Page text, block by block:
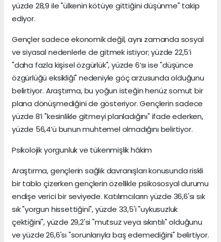
yüzde 28,9 ile "ülkenin kötüye gittiğini düşünme" takip
ediyor.
Gençler sadece ekonomik değil, aynı zamanda sosyal
ve siyasal nedenlerle de gitmek istiyor; yüzde 22,5’i
"daha fazla kişisel özgürlük", yüzde 6’sı ise "düşünce
özgürlüğü eksikliği" nedeniyle göç arzusunda olduğunu
belirtiyor. Araştırma, bu yoğun isteğin henüz somut bir
plana dönüşmediğini de gösteriyor. Gençlerin sadece
yüzde 8’i "kesinlikle gitmeyi planladığını" ifade ederken,
yüzde 56,4’ü bunun muhtemel olmadığını belirtiyor.
Psikolojik yorgunluk ve tükenmişlik hâkim
Araştırma, gençlerin sağlık davranışları konusunda riskli
bir tablo çizerken gençlerin özellikle psikososyal durumu
endişe verici bir seviyede. Katılımcıların yüzde 36,6'sı sık
sık "yorgun hissettiğini", yüzde 33,5'i "uykusuzluk
çektiğini", yüzde 29,2'si "mutsuz veya sıkıntılı" olduğunu
ve yüzde 26,6'sı "sorunlarıyla baş edemediğini" belirtiyor.